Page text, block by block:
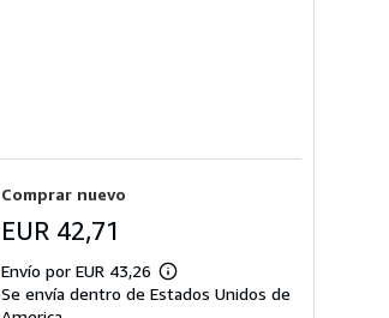
Comprar nuevo
EUR 42,71
Envío por EUR 43,26
Más
información
Se envía dentro de Estados Unidos de